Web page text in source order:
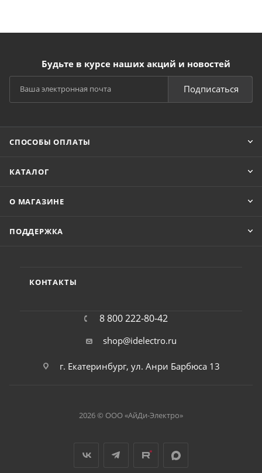
Будьте в курсе наших акций и новостей
Подписаться
СПОСОБЫ ОПЛАТЫ
КАТАЛОГ
О МАГАЗИНЕ
ПОДДЕРЖКА
КОНТАКТЫ
8 800 222-80-42
shop@idelectro.ru
г. Екатеринбург, ул. Анри Барбюса 13
2026 © ООО «АйДи-Электро»